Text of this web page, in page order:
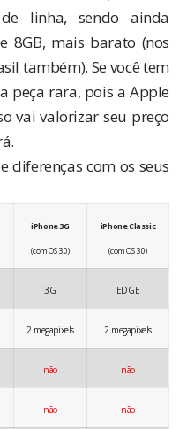
linha, sendo ainda
8GB, mais barato (nos
também). Se você tem
peça rara, pois a Apple
vai valorizar seu preço
diferenças com os seus
iPhone 3G
(com OS 3.0)
iPhone Classic
(com OS 3.0)
3G EDGE
2 megapixels 2 megapixels
não não
não não